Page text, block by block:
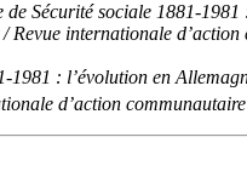
de Sécurité sociale 1881-
internationale d’action
1981 : l’évolution en
d’action communautaire